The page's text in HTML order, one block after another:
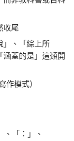
收尾
」、「綜上所
蓋的是」這類開
作模式）
「：」、